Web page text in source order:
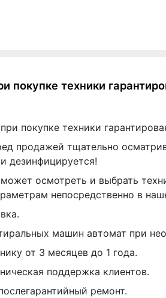
покупке техники
покупке техники
продажей тщательно
дезинфицируется!
осмотреть и выбрать
непосредственно в
машин автомат при
от 3 месяцев до 1 года.
поддержка клиентов.
ремонт.